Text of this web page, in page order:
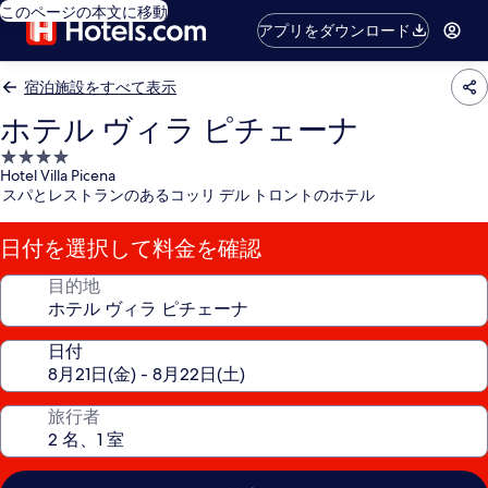
このページの本文に移動
アプリをダウンロード
宿泊施設をすべて表示
ホテル ヴィラ ピチェーナ
4.0
つ
星
宿
泊
施
Hotel Villa Picena
スパとレストランのあるコッリ デル トロントのホテル
日付を選択して料金を確認
目的地
日付
旅行者